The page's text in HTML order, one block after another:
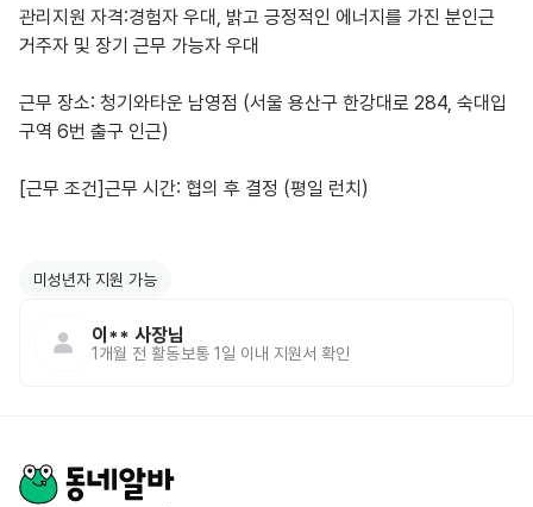
관리지원 자격:경험자 우대, 밝고 긍정적인 에너지를 가진 분인근
거주자 및 장기 근무 가능자 우대
근무 장소: 청기와타운 남영점 (서울 용산구 한강대로 284, 숙대입
구역 6번 출구 인근)
[근무 조건]근무 시간: 협의 후 결정 (평일 런치)
미성년자 지원 가능
이** 사장님
1개월 전 활동보통 1일 이내 지원서 확인